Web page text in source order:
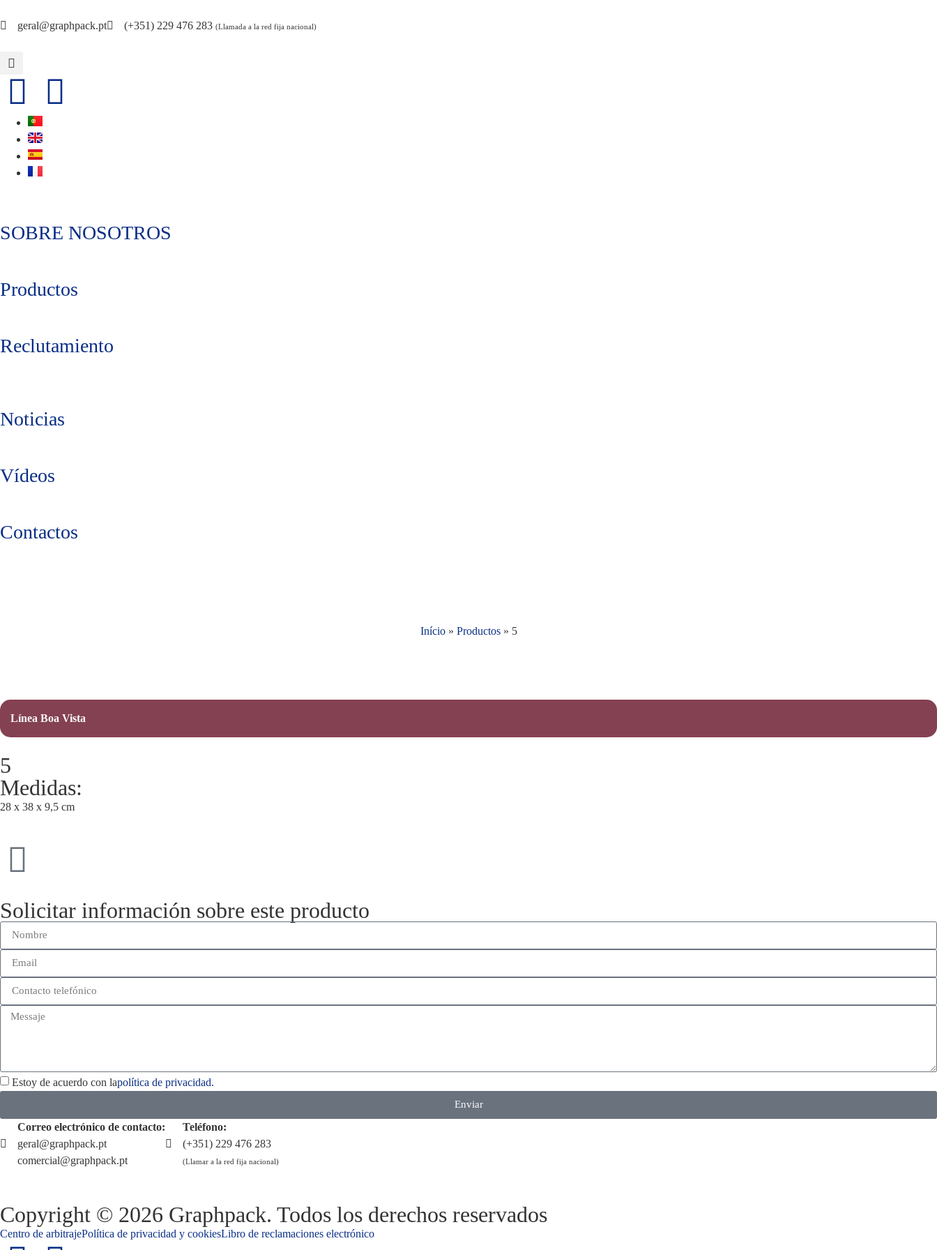
geral@graphpack.pt (+351) 229 476 283 (Llamada a la red fija nacional)
SOBRE NOSOTROS
Productos
Reclutamiento
Noticias
Vídeos
Contactos
Início» Productos» 5
Línea Boa Vista
5
Medidas:
28 x 38 x 9,5 cm
Solicitar información sobre este producto
Estoy de acuerdo con lapolítica de privacidad.
Enviar
Correo electrónico de contacto:
geral@graphpack.pt
comercial@graphpack.pt
Teléfono:
(+351) 229 476 283
(Llamar a la red fija nacional)
Copyright © 2026 Graphpack. Todos los derechos reservados
Centro de arbitrajePolítica de privacidad y cookiesLibro de reclamaciones electrónico